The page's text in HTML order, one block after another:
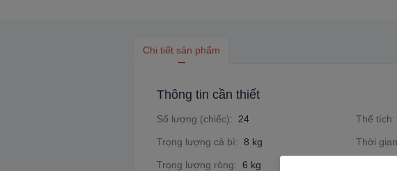
Chi tiết sản phẩm
Thông tin cần thiết
Số lượng (chiếc): 24 Thể tích:
Trọng lượng cả bì: 8 kg Thời
Trọng lượng ròng: 6 kg